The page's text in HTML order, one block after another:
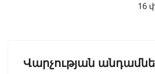
16
Վարչության